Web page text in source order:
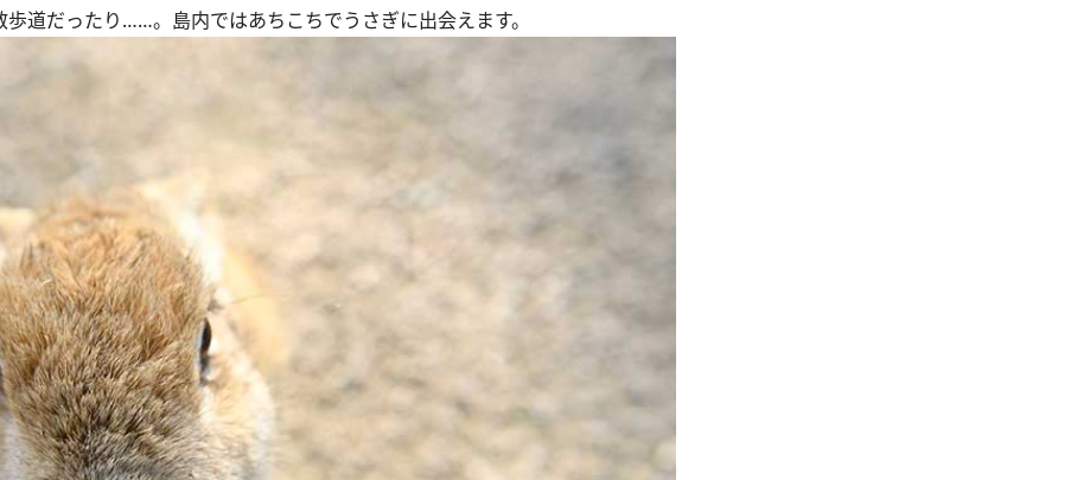
道だったり……。島内ではあちこちでうさぎに出会えます。